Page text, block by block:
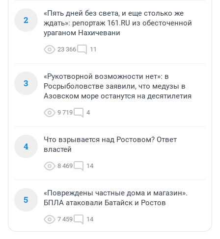
2
«Пять дней без света, и еще столько же
ждать»: репортаж 161.RU из обесточенной
ураганом Нахичевани
23 366 11
3
«Рукотворной возможности нет»: в
Росрыболовстве заявили, что медузы в
Азовском море останутся на десятилетия
9 719 4
4
Что взрывается над Ростовом? Ответ
властей
8 469 14
5
«Повреждены частные дома и магазин».
БПЛА атаковали Батайск и Ростов
7 459 14